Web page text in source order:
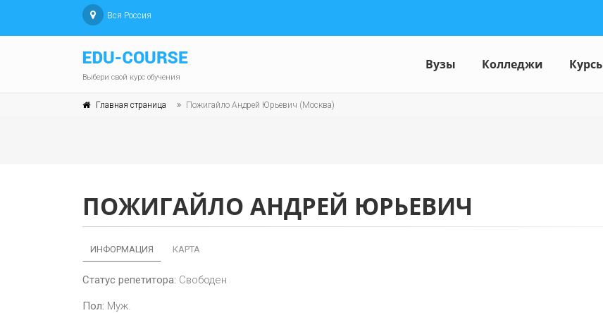
Вся Россия
Выбери свой курс обучения
Вузы Колледжи
Главная страница Пожигайло Андрей Юрьевич (Москва)
ПОЖИГАЙЛО АНДРЕЙ ЮРЬЕВИЧ
ИНФОРМАЦИЯ КАРТА
Статус репетитора: Свободен
Пол: Муж.